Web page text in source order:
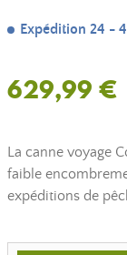
Expédition 24 -
629,99 €
La canne voyage
faible
expéditions de